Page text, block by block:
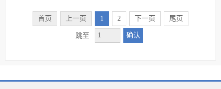
首页 上一页 1 2 下一页 尾页
跳至 确认